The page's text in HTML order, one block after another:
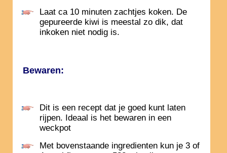
Laat ca 10 minuten zachtjes koken. De
gepureerde kiwi is meestal zo dik, dat
inkoken niet nodig is.
Bewaren:
Dit is een recept dat je goed kunt laten
rijpen. Ideaal is het bewaren in een
weckpot
Met bovenstaande ingredienten kun je 3 of